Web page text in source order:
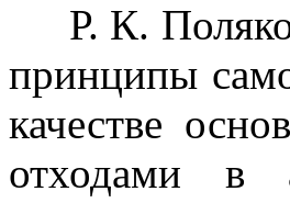
Р. К.
принципы
качестве
отходами в